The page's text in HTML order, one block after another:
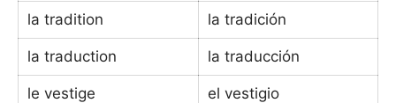
la tradition la tradición
la traduction la traducción
le vestige el vestigio